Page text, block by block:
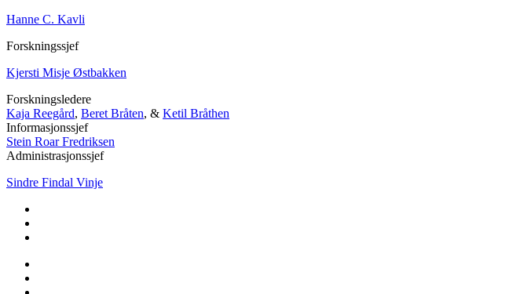
Hanne C. Kavli
Forskningssjef
Kjersti Misje Østbakken
Forskningsledere
Kaja Reegård, Beret Bråten, & Ketil Bråthen
Informasjonssjef
Stein Roar Fredriksen
Administrasjonssjef
Sindre Findal Vinje